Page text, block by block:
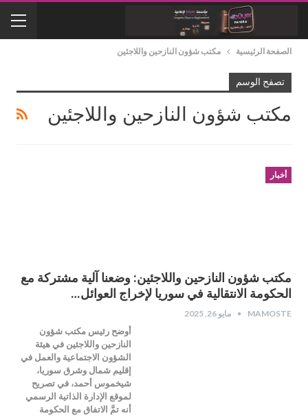
الصفحة الرئيسية مكتب شؤون النازحين واللاجئين
تصفح الوسم
مكتب شؤون النازحين واللاجئين
أخبار
مكتب شؤون النازحين واللاجئين: وضعنا آلية مشتركة مع
الحكومة الانتقالية في سوريا لإخراج العوائل…
MAMOSTE مايو 26, 2025
أوضح رئيس مكتب شؤون
النازحين واللاجئين في هيئة
الشؤون الاجتماعية والعمل في
إقليم شمال وشرق سوريا،
شيخموس أحمد، في تصريح
لموقع الإدارة الذاتية الرسمي
أنه تمَّ الاتفاق مع الحكومة